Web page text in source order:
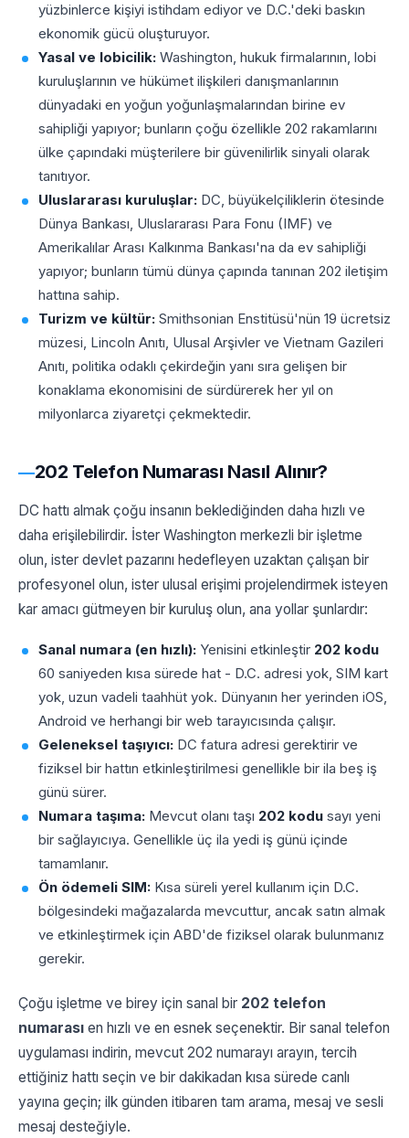
yüzbinlerce kişiyi istihdam ediyor ve D.C.'deki baskın
ekonomik gücü oluşturuyor.
Yasal ve lobicilik: Washington, hukuk firmalarının, lobi
kuruluşlarının ve hükümet ilişkileri danışmanlarının
dünyadaki en yoğun yoğunlaşmalarından birine ev
sahipliği yapıyor; bunların çoğu özellikle 202 rakamlarını
ülke çapındaki müşterilere bir güvenilirlik sinyali olarak
tanıtıyor.
Uluslararası kuruluşlar: DC, büyükelçiliklerin ötesinde
Dünya Bankası, Uluslararası Para Fonu (IMF) ve
Amerikalılar Arası Kalkınma Bankası'na da ev sahipliği
yapıyor; bunların tümü dünya çapında tanınan 202 iletişim
hattına sahip.
Turizm ve kültür: Smithsonian Enstitüsü'nün 19 ücretsiz
müzesi, Lincoln Anıtı, Ulusal Arşivler ve Vietnam Gazileri
Anıtı, politika odaklı çekirdeğin yanı sıra gelişen bir
konaklama ekonomisini de sürdürerek her yıl on
milyonlarca ziyaretçi çekmektedir.
202 Telefon Numarası Nasıl Alınır?
DC hattı almak çoğu insanın beklediğinden daha hızlı ve
daha erişilebilirdir. İster Washington merkezli bir işletme
olun, ister devlet pazarını hedefleyen uzaktan çalışan bir
profesyonel olun, ister ulusal erişimi projelendirmek isteyen
kar amacı gütmeyen bir kuruluş olun, ana yollar şunlardır:
Sanal numara (en hızlı): Yenisini etkinleştir 202 kodu
60 saniyeden kısa sürede hat - D.C. adresi yok, SIM kart
yok, uzun vadeli taahhüt yok. Dünyanın her yerinden iOS,
Android ve herhangi bir web tarayıcısında çalışır.
Geleneksel taşıyıcı: DC fatura adresi gerektirir ve
fiziksel bir hattın etkinleştirilmesi genellikle bir ila beş iş
günü sürer.
Numara taşıma: Mevcut olanı taşı 202 kodu sayı yeni
bir sağlayıcıya. Genellikle üç ila yedi iş günü içinde
tamamlanır.
Ön ödemeli SIM: Kısa süreli yerel kullanım için D.C.
bölgesindeki mağazalarda mevcuttur, ancak satın almak
ve etkinleştirmek için ABD'de fiziksel olarak bulunmanız
gerekir.
Çoğu işletme ve birey için sanal bir 202 telefon
numarası en hızlı ve en esnek seçenektir. Bir sanal telefon
uygulaması indirin, mevcut 202 numarayı arayın, tercih
ettiğiniz hattı seçin ve bir dakikadan kısa sürede canlı
yayına geçin; ilk günden itibaren tam arama, mesaj ve sesli
mesaj desteğiyle.